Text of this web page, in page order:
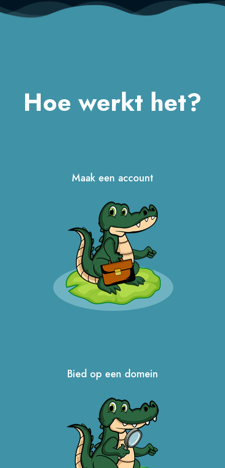
Hoe werkt het?
Maak een account
Bied op een domein